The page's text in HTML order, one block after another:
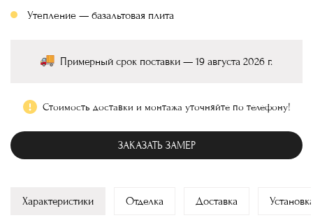
Утепление — базальтовая плита
Примерный срок поставки — 19 августа 2026 г.
Стоимость доставки и монтажа уточняйте по телефону!
ЗАКАЗАТЬ ЗАМЕР
Характеристики Отделка Доставка